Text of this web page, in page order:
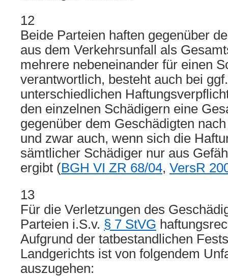
12
Beide Parteien haften gegenüber
aus dem Verkehrsunfall als
mehrere nebeneinander für einen
verantwortlich, besteht auch bei
unterschiedlichen
den einzelnen Schädigern eine
gegenüber dem Geschädigten
und zwar auch, wenn sich die
sämtlicher Schädiger nur aus
ergibt (BGH VI ZR 68/04, VersR
13
Für die Verletzungen des
Parteien i.S.v. § 7 StVG
Aufgrund der tatbestandlichen
Landgerichts ist von folgendem
auszugehen: